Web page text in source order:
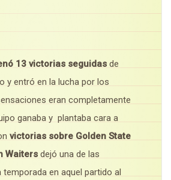
13 victorias seguidas de
y entró en la lucha por los
eran completamente
ganaba y plantaba cara a
victorias sobre Golden State
Waiters dejó una de las
temporada en aquel partido al